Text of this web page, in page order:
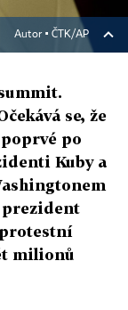
Autor ▪ ČTK/AP
se, že
po
Kuby a
prezident
milionů